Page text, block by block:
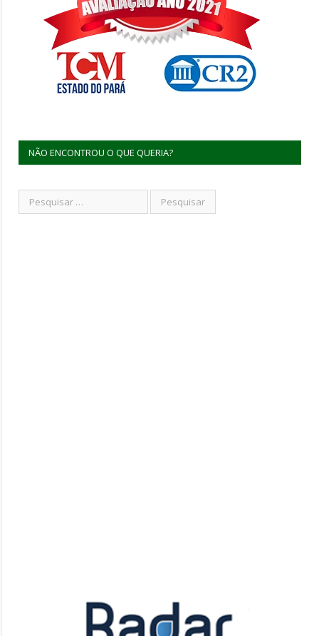
NÃO ENCONTROU O QUE QUERIA?